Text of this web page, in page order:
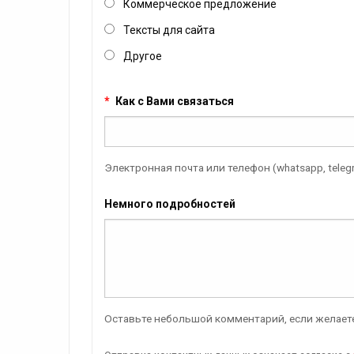
Коммерческое предложение
Тексты для сайта
Другое
* Как с Вами связаться
Электронная почта или телефон (whatsapp,
Немного подробностей
Оставьте небольшой комментарий, если